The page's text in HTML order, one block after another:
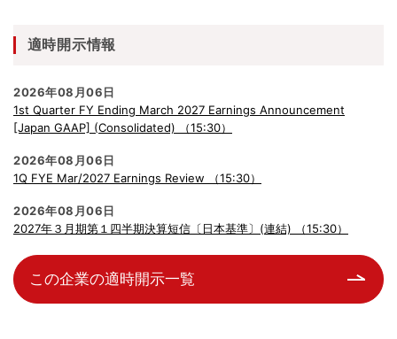
適時開示情報
2026年08月06日
1st Quarter FY Ending March 2027 Earnings Announcement
[Japan GAAP] (Consolidated) （15:30）
2026年08月06日
1Q FYE Mar/2027 Earnings Review （15:30）
2026年08月06日
2027年３月期第１四半期決算短信〔日本基準〕(連結) （15:30）
この企業の適時開示一覧